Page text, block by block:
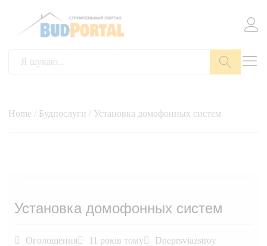
Home / Будпослуги / Установка домофонных систем
Установка домофонных систем
Оголошення 11 років тому
Dneprsviazstroy